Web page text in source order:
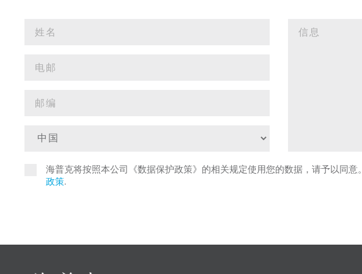
海普克将按照本公司《数据保护政策》的相关规定使用您的数据，请予以同意。
政策.